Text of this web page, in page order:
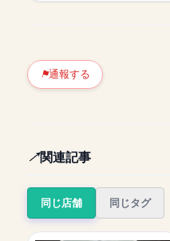
通報する
関連記事
同じ店舗 同じタグ